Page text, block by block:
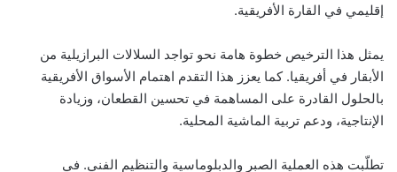
إقليمي في القارة الأفريقية.
يمثل هذا الترخيص خطوة هامة نحو تواجد السلالات البرازيلية من
الأبقار في أفريقيا. كما يعزز هذا التقدم اهتمام الأسواق الأفريقية
بالحلول القادرة على المساهمة في تحسين القطعان، وزيادة
الإنتاجية، ودعم تربية الماشية المحلية.
تطلّبت هذه العملية الصبر والدبلوماسية والتنظيم الفني. في